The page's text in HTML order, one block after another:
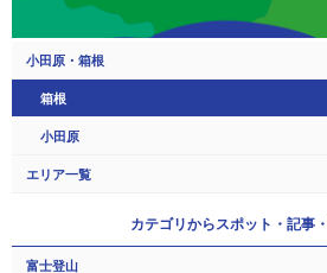
小田原・箱根
箱根
小田原
エリア一覧
カテゴリからスポット・記事
富士登山